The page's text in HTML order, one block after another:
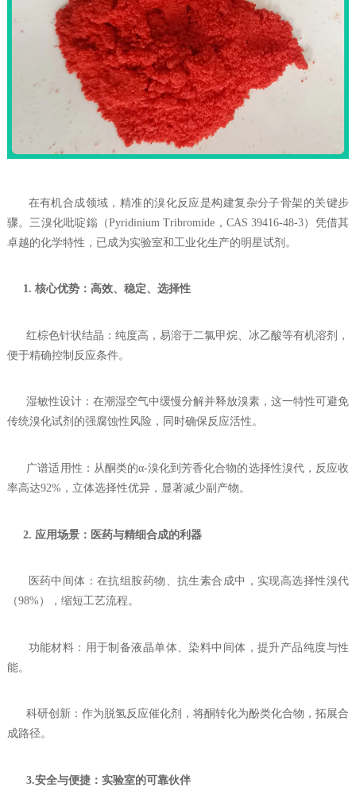
在有机合成领域，精准的溴化反应是构建复杂分子骨架的关键步
骤。三溴化吡啶鎓（Pyridinium Tribromide，CAS 39416-48-3）凭借其
卓越的化学特性，已成为实验室和工业化生产的明星试剂。
1. 核心优势：高效、稳定、选择性
红棕色针状结晶：纯度高，易溶于二氯甲烷、冰乙酸等有机溶剂，
便于精确控制反应条件。
湿敏性设计：在潮湿空气中缓慢分解并释放溴素，这一特性可避免
传统溴化试剂的强腐蚀性风险，同时确保反应活性。
广谱适用性：从酮类的α-溴化到芳香化合物的选择性溴代，反应收
率高达92%，立体选择性优异，显著减少副产物。
2. 应用场景：医药与精细合成的利器
医药中间体：在抗组胺药物、抗生素合成中，实现高选择性溴代
（98%），缩短工艺流程。
功能材料：用于制备液晶单体、染料中间体，提升产品纯度与性
能。
科研创新：作为脱氢反应催化剂，将酮转化为酚类化合物，拓展合
成路径。
3.安全与便捷：实验室的可靠伙伴